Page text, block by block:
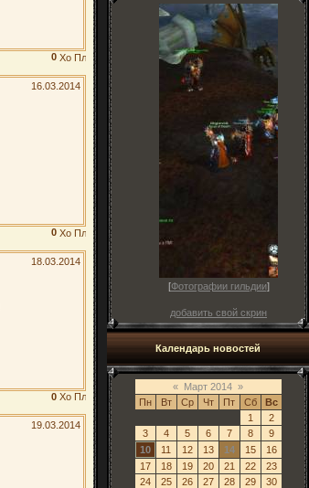
0
16.03.2014
0
18.03.2014
0
19.03.2014
[Фотографии гильдии]
добавить свой скрин
Календарь новостей
« Март 2014 »
Пн
Вт Ср Чт Пт Сб
Вс
1
2
3
4 5 6 7 8
9
10
11 12 13 14 15
16
17
18 19 20 21 22
23
24
25 26 27 28 29
30